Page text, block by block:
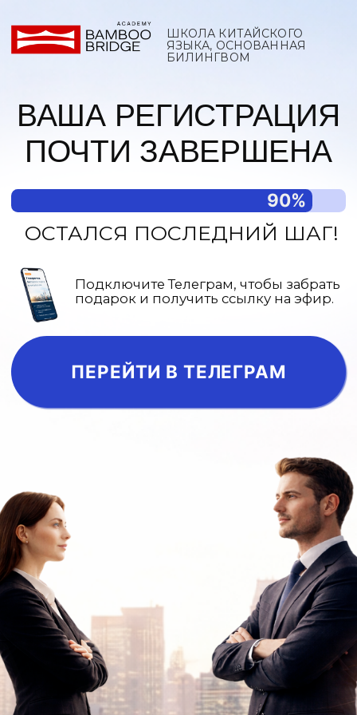
ШКОЛА КИТАЙСКОГО
ЯЗЫКА, ОСНОВАННАЯ
БИЛИНГВОМ
ОСТАЛСЯ ПОСЛЕДНИЙ ШАГ!
ПОЧТИ ЗАВЕРШЕНА
подарок и получить ссылку на эфир.
90%
2026 © BAMBOO BRIDGE
ACADEMY
Политика конфиденциальности